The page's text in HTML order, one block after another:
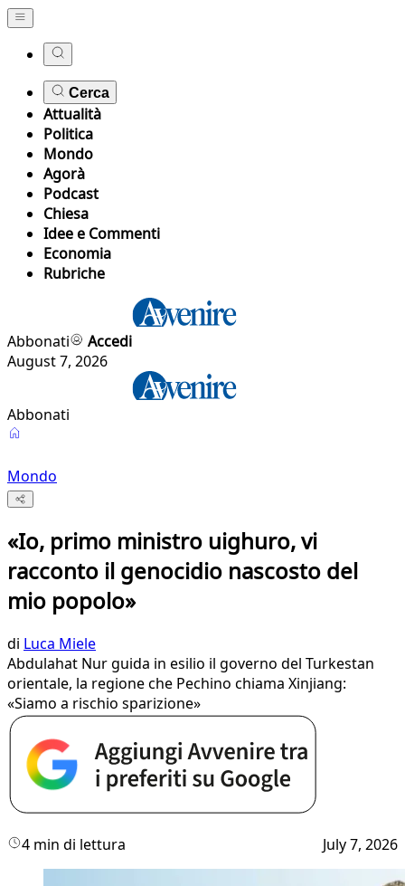
Cerca
Attualità
Politica
Mondo
Agorà
Podcast
Chiesa
Idee e Commenti
Economia
Rubriche
Abbonati
Accedi
August 7, 2026
Abbonati
Mondo
«Io, primo ministro uighuro, vi
racconto il genocidio nascosto del
mio popolo»
di Luca Miele
Abdulahat Nur guida in esilio il governo del Turkestan
orientale, la regione che Pechino chiama Xinjiang:
«Siamo a rischio sparizione»
4 min di lettura July 7, 2026